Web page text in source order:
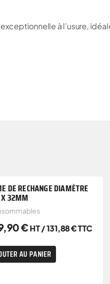
à l’usure,
DE RECHANGE DIAMÈTRE
32MM
€ HT /131,88€TTC
AU PANIER